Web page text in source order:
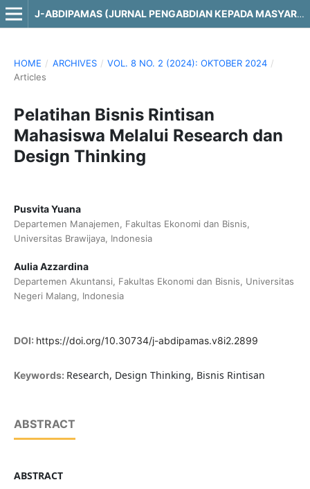
J-ABDIPAMAS (JURNAL PENGABDIAN KEPADA MASYARAKAT)
HOME / ARCHIVES / VOL. 8 NO. 2 (2024): OKTOBER 2024 /
Articles
Pelatihan Bisnis Rintisan
Mahasiswa Melalui Research dan
Design Thinking
Pusvita Yuana
Departemen Manajemen, Fakultas Ekonomi dan Bisnis,
Universitas Brawijaya, Indonesia
Aulia Azzardina
Departemen Akuntansi, Fakultas Ekonomi dan Bisnis, Universitas
Negeri Malang, Indonesia
DOI: https://doi.org/10.30734/j-abdipamas.v8i2.2899
Keywords: Research, Design Thinking, Bisnis Rintisan
ABSTRACT
ABSTRACT